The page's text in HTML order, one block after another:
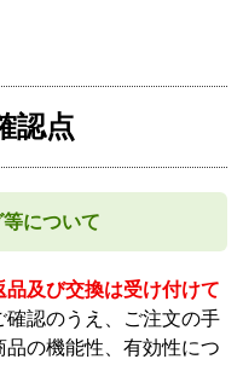
認点
について
及び交換は受け付けて
確認のうえ、ご注文の手
の機能性、有効性につ